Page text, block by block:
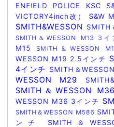
ENFIELD POLICE KSC
VICTORY4inch改） S&W
SMITH&WESSON SMITH
SMITH＆WESSON M13 3
M15
SMITH＆WESSON
WESSON M19 2.5インチ
4インチ SMITH＆
WESSON M29
SMITH＆WESSON
WESSON M36 3インチ
SMITH＆WESSON M586
ンチ SMITH＆